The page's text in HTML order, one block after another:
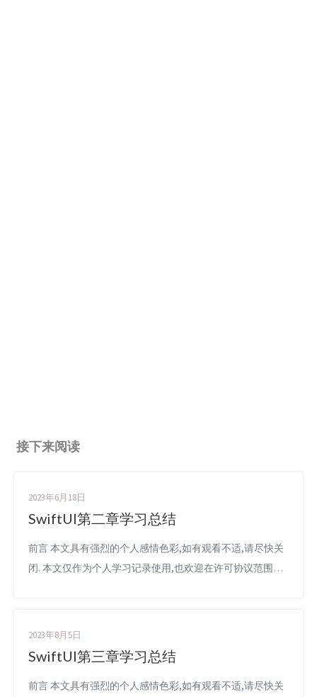
接下来阅读
2023年6月18日
SwiftUI第二章学习总结
前言 本文具有强烈的个人感情色彩,如有观看不适,请尽快关
闭. 本文仅作为个人学习记录使用,也欢迎在许可协议范围内
台湾省的一个女博主(声音很嗲dia)讲解SwiftUI课程,讲的不错
把学习的内容记录下来: ...
2023年8月5日
SwiftUI第三章学习总结
前言 本文具有强烈的个人感情色彩,如有观看不适,请尽快关